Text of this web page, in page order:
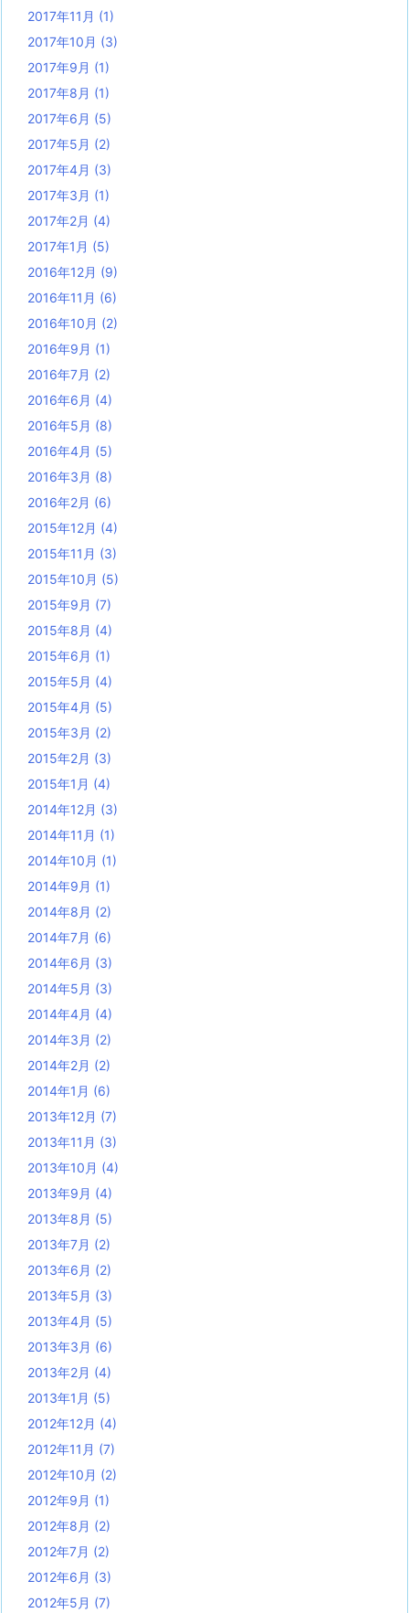
2017年11月 (1)
2017年10月 (3)
2017年9月 (1)
2017年8月 (1)
2017年6月 (5)
2017年5月 (2)
2017年4月 (3)
2017年3月 (1)
2017年2月 (4)
2017年1月 (5)
2016年12月 (9)
2016年11月 (6)
2016年10月 (2)
2016年9月 (1)
2016年7月 (2)
2016年6月 (4)
2016年5月 (8)
2016年4月 (5)
2016年3月 (8)
2016年2月 (6)
2015年12月 (4)
2015年11月 (3)
2015年10月 (5)
2015年9月 (7)
2015年8月 (4)
2015年6月 (1)
2015年5月 (4)
2015年4月 (5)
2015年3月 (2)
2015年2月 (3)
2015年1月 (4)
2014年12月 (3)
2014年11月 (1)
2014年10月 (1)
2014年9月 (1)
2014年8月 (2)
2014年7月 (6)
2014年6月 (3)
2014年5月 (3)
2014年4月 (4)
2014年3月 (2)
2014年2月 (2)
2014年1月 (6)
2013年12月 (7)
2013年11月 (3)
2013年10月 (4)
2013年9月 (4)
2013年8月 (5)
2013年7月 (2)
2013年6月 (2)
2013年5月 (3)
2013年4月 (5)
2013年3月 (6)
2013年2月 (4)
2013年1月 (5)
2012年12月 (4)
2012年11月 (7)
2012年10月 (2)
2012年9月 (1)
2012年8月 (2)
2012年7月 (2)
2012年6月 (3)
2012年5月 (7)